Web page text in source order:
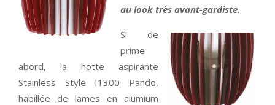
au look très avant-gardiste.
Si de
prime
abord, la hotte aspirante
Stainless Style I1300 Pando,
habillée de lames en alumium